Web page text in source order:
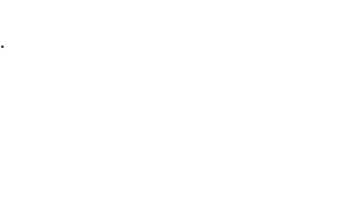
.